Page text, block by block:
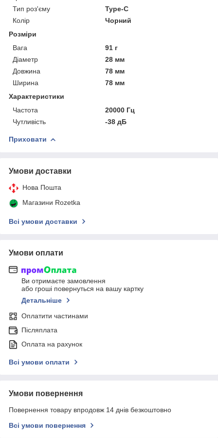
Тип роз'єму
Type-C
Колір
Чорний
Розміри
Вага
91 г
Діаметр
28 мм
Довжина
78 мм
Ширина
78 мм
Характеристики
Частота
20000 Гц
Чутливість
-38 дБ
Приховати
Умови доставки
Нова Пошта
Магазини Rozetka
Всі умови доставки
Умови оплати
Ви отримаєте замовлення
або гроші повернуться на вашу картку
Детальніше
Оплатити частинами
Післяплата
Оплата на рахунок
Всі умови оплати
Умови повернення
Повернення товару впродовж 14 днів безкоштовно
Всі умови повернення